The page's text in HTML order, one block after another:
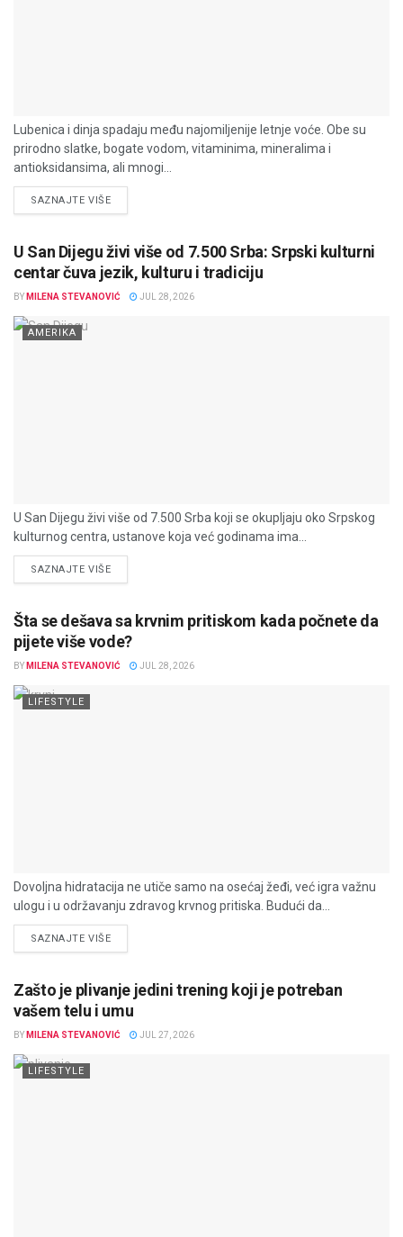
Lubenica i dinja spadaju među najomiljenije letnje voće. Obe su
prirodno slatke, bogate vodom, vitaminima, mineralima i
antioksidansima, ali mnogi...
SAZNAJTE VIŠEDETAILS
U San Dijegu živi više od 7.500 Srba: Srpski kulturni
centar čuva jezik, kulturu i tradiciju
BY MILENA STEVANOVIĆ JUL 28, 2026
AMERIKA
U San Dijegu živi više od 7.500 Srba koji se okupljaju oko Srpskog
kulturnog centra, ustanove koja već godinama ima...
SAZNAJTE VIŠEDETAILS
Šta se dešava sa krvnim pritiskom kada počnete da
pijete više vode?
BY MILENA STEVANOVIĆ JUL 28, 2026
LIFESTYLE
Dovoljna hidratacija ne utiče samo na osećaj žeđi, već igra važnu
ulogu i u održavanju zdravog krvnog pritiska. Budući da...
SAZNAJTE VIŠEDETAILS
Zašto je plivanje jedini trening koji je potreban
vašem telu i umu
BY MILENA STEVANOVIĆ JUL 27, 2026
LIFESTYLE